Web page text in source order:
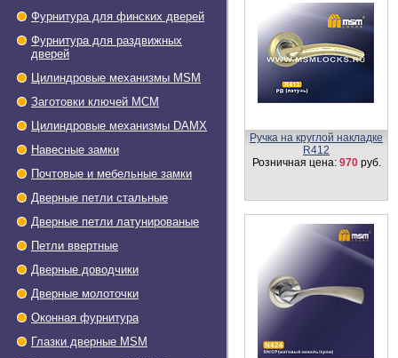
Фурнитура для финских дверей
Фурнитура для раздвижных
дверей
Цилиндровые механизмы MSM
Заготовки ключей МСМ
Цилиндровые механизмы DAMX
Навесные замки
Почтовые и мебельные замки
Дверные петли стальные
Дверные петли латунированые
Петли ввертные
Дверные доводчики
Дверные молоточки
Оконная фурнитура
Глазки дверные МSМ
Ручка на круглой накладке
R412
Розничная цена: 970руб.